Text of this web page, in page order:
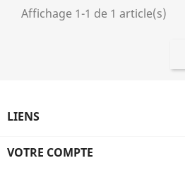
Affichage 1-1 de 1 article(s)
LIENS
VOTRE COMPTE